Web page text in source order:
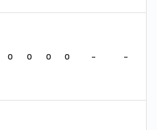
0 0 0 0 - -